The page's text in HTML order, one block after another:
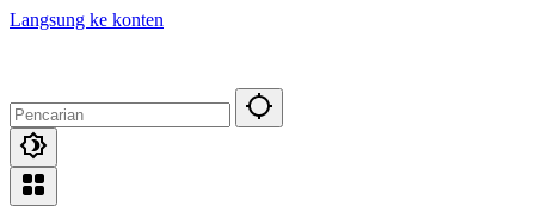
Langsung ke konten